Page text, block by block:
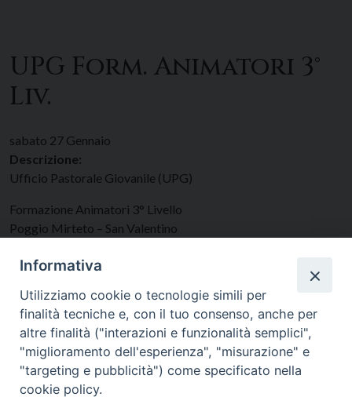
UPG Form. Animatori 3°
Liv.
sabato 27 Gennaio
Descrizione:
Ufficio Pastorale Giovanile (UPG)
Formazione Animatori 3° Livello
Poggio Mirteto – San Valentino
Data: 27/01/2024
Informativa
Utilizziamo cookie o tecnologie simili per
finalità tecniche e, con il tuo consenso, anche per
altre finalità ("interazioni e funzionalità semplici",
"miglioramento dell'esperienza", "misurazione" e
"targeting e pubblicità") come specificato nella
cookie policy.